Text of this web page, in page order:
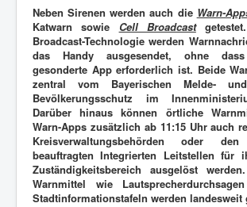
Neben Sirenen werden auch die Warn-
Katwarn sowie Cell Broadcast
Broadcast-Technologie werden
das Handy ausgesendet, ohne
gesonderte App erforderlich ist. Beide
zentral vom Bayerischen Melde-
Bevölkerungsschutz im
Darüber hinaus können örtliche
Warn-Apps zusätzlich ab 11:15 Uhr auch
Kreisverwaltungsbehörden oder
beauftragten Integrierten Leitstellen für
Zuständigkeitsbereich ausgelöst
Warnmittel wie
Stadtinformationstafeln werden landesweit